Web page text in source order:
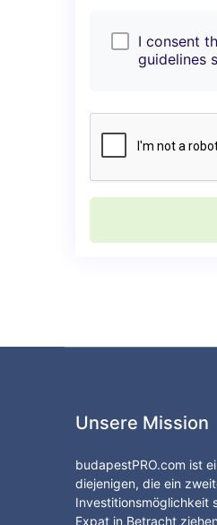
I consent
guidelines
Unsere Mission
budapestPRO.com ist
diejenigen, die ein
Investitionsmöglichkeit
Expat in Betracht